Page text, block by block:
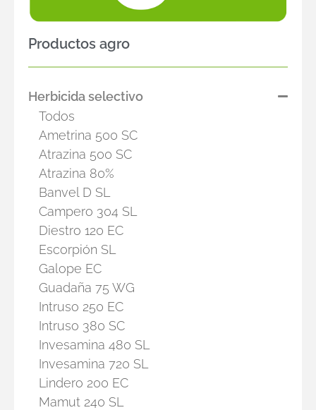
Productos agro
Herbicida selectivo
Todos
Ametrina 500 SC
Atrazina 500 SC
Atrazina 80%
Banvel D SL
Campero 304 SL
Diestro 120 EC
Escorpión SL
Galope EC
Guadaña 75 WG
Intruso 250 EC
Intruso 380 SC
Invesamina 480 SL
Invesamina 720 SL
Lindero 200 EC
Mamut 240 SL